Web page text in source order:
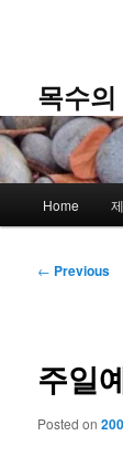
content목수
Home
Post
← Previous
주일
Posted on